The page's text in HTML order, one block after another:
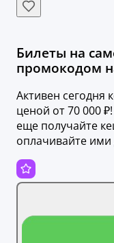
Билеты на
промокодом
Активен сегодня
ценой от 70 000
еще получайте
оплачивайте ими